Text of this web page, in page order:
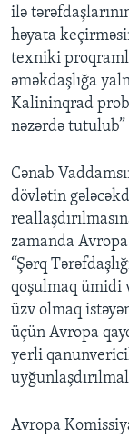
ilə
həyata
texniki
əməkdaşlığa
Kalininqrad
nəzərdə tutulub”
Cənab
dövlətin
zamanda
“Şərq
qoşulmaq ümidi
üzv olmaq
üçün Avropa
yerli
Avropa